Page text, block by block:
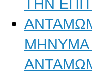
ΜΗΝΥΜΑ